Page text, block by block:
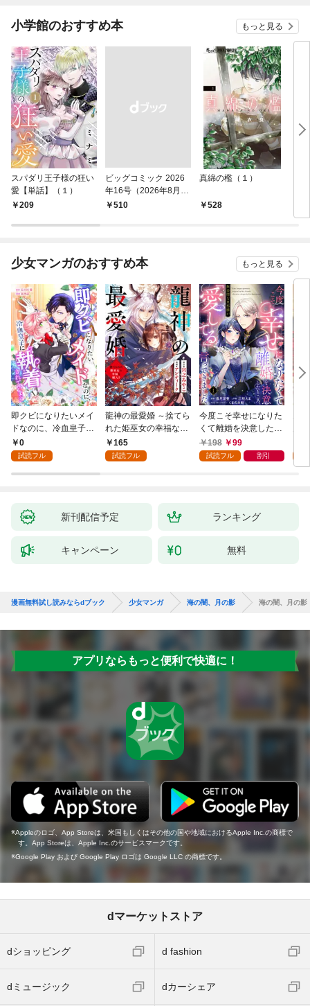
小学館のおすすめ本 もっと見る
スパダリ王子様の狂い
愛【単話】（１）
209
ビッグコミック 2026
年16号（2026年8月7
日発売）
￥510
真綿の檻（１）
528
少女マンガのおすすめ本 もっと見る
即クビになりたいメイ
ドなのに、冷血皇子に
執着されています第1
話
0
試読フル
龍神の最愛婚 ～捨てら
れた姫巫女の幸福な嫁
入り～: 1
165
試読フル
今度こそ幸せになりた
くて離婚を決意したと
ころ、無表情な旦那様
が「愛してる」と言っ
198 99
試読フル 割引
新刊配信予定 ランキング
キャンペーン 無料
漫画無料試し読みならdブック 少女マンガ 海の闇、月の影 海の闇、月の影
アプリならもっと便利で快適に！
Appleのロゴ、App Storeは、米国もしくはその他の国や地域におけるApple Inc.の商標で
す。App Storeは、Apple Inc.のサービスマークです。
Google Play および Google Play ロゴは Google LLC の商標です。
dマーケットストア
dショッピング d fashion
dミュージック dカーシェア